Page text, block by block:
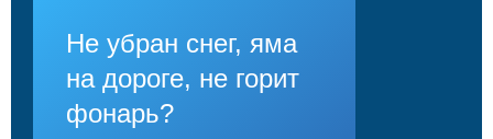
Не убран снег, яма
на дороге, не горит
фонарь?